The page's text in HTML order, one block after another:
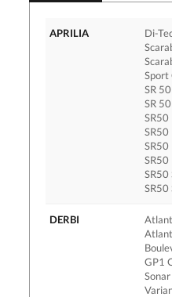
APRILIA
Di-
Sport
SR
SR
SR50
SR50
SR50
SR50
SR50
SR50
DERBI
GP1